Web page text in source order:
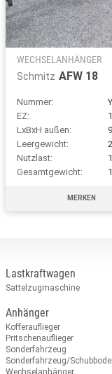
WECHSELANHÄNGER
Schmitz AFW 18
Nummer:
EZ:
LxBxH außen:
Leergewicht:
Nutzlast:
Gesamtgewicht:
MERKEN
Lastkraftwagen
Sattelzugmaschine
Anhänger
Kofferauflieger
Pritschenauflieger
Sonderfahrzeug
Sonderfahrzeug/
Wechselanhänger